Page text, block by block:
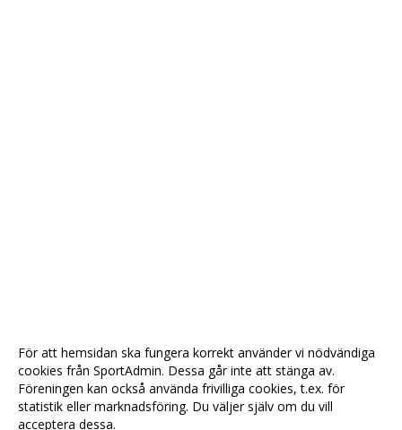
För att hemsidan ska fungera korrekt använder vi nödvändiga
cookies från SportAdmin. Dessa går inte att stänga av.
Föreningen kan också använda frivilliga cookies, t.ex. för
statistik eller marknadsföring. Du väljer själv om du vill
acceptera dessa.